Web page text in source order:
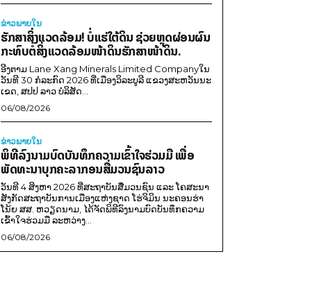
ຂ່າວພາຍ​ໃນ
ຮັກສາສິ່ງແວດລ້ອມ! ບໍ່ແຮ່ໃຕ້ດິນ ຊ່ວຍຫຼຸດຜ່ອນຜົນ
ກະທົບຕໍ່ສິ່ງແວດລ້ອມໜ້າດິນຮັກສາໜ້າດິນ.
ອີງຕາມ Lane Xang Minerals Limited Companyໃນ
ວັນທີ 30 ກໍລະກົດ 2026 ທີ່ເມືອງວິລະບູລີ ແຂວງສະຫວັນນະ
ເຂດ, ສປປ ລາວ ບໍລິສັດ...
06/08/2026
ຂ່າວພາຍ​ໃນ
ພິທີລົງນາມບົດບັນທຶກຄວາມເຂົ້າໃຈຮ່ວມມື ເພື່ອ
ພັດທະນາບຸກຄະລາກອນສື່ມວນຊົນລາວ
ວັນທີ 4 ສິງຫາ 2026 ທີ່ສະຖາບັນສື່ມວນຊົນ ແລະ ໂຄສະນາ
ສັງກັດສະຖາບັນການເມືອງແຫ່ງຊາດ ໂຮ່ຈິມິນ ນະຄອນຮ່າ
ໂນ້ຍ ສສ. ຫວຽດນາມ, ໄດ້ຈັດພິທີລົງນາມບົດບັນທຶກຄວາມ
ເຂົ້າໃຈຮ່ວມມື ລະຫວ່າງ...
06/08/2026